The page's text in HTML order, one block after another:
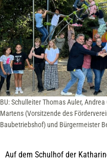
BU: Schulleiter Thomas Auler,
Martens (Vorsitzende des
Baubetriebshof) und Bürgermeister
Auf dem Schulhof der